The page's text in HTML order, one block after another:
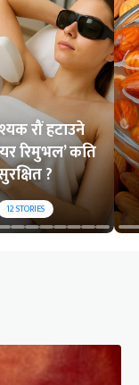
रौं हटाउने
रिमुभल’ कति
?
12STORIES